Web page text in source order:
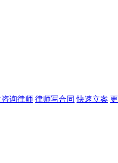
询律师 律师写合同 快速立案